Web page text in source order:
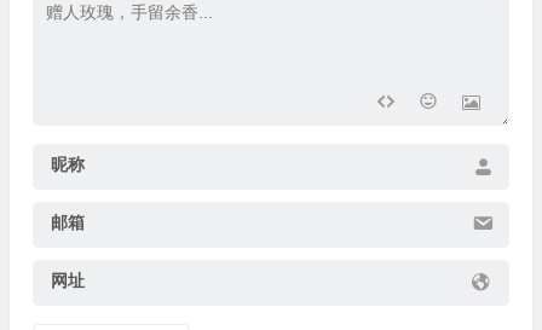
昵称
邮箱
网址